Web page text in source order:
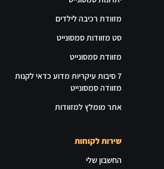
מזוודת רכיבה לילדים
סט מזוודות סמסונייט
מזוודת סמסונייט
7 סיבות עיקריות מדוע כדאי לקנות
מזוודה סמסונייט
אתר מומלץ למזוודות
שירות לקוחות
החשבון שלי